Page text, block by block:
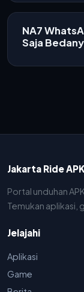
NA7
Saja
Jakarta Ride APK
Portal unduhan
Temukan aplikasi,
Jelajahi
Aplikasi
Game